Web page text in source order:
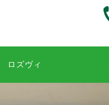
ロズヴィ